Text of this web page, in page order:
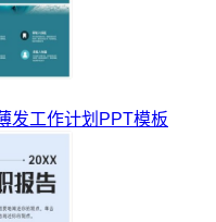
发工作计划PPT模板